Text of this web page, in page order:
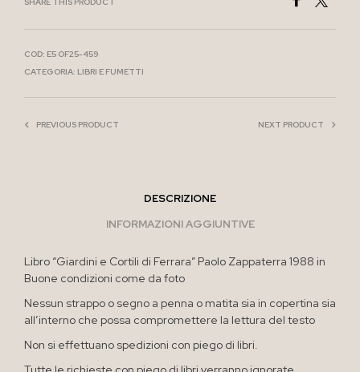
COD: E5 OF25-459
CATEGORIA: LIBRI E FUMETTI
PREVIOUS PRODUCT NEXT PRODUCT
DESCRIZIONE
INFORMAZIONI AGGIUNTIVE
Libro “Giardini e Cortili di Ferrara” Paolo Zappaterra 1988 in
Buone condizioni come da foto
Nessun strappo o segno a penna o matita sia in copertina sia
all’interno che possa compromettere la lettura del testo
Non si effettuano spedizioni con piego di libri.